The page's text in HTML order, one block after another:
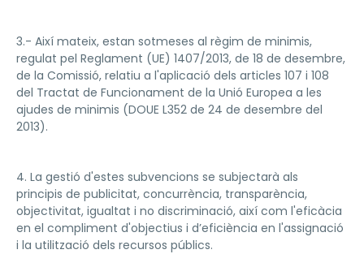
3.- Així mateix, estan sotmeses al règim de minimis,
regulat pel Reglament (UE) 1407/2013, de 18 de desembre,
de la Comissió, relatiu a l'aplicació dels articles 107 i 108
del Tractat de Funcionament de la Unió Europea a les
ajudes de minimis (DOUE L352 de 24 de desembre del
2013).
4. La gestió d'estes subvencions se subjectarà als
principis de publicitat, concurrència, transparència,
objectivitat, igualtat i no discriminació, així com l'eficàcia
en el compliment d'objectius i d’eficiència en l'assignació
i la utilització dels recursos públics.